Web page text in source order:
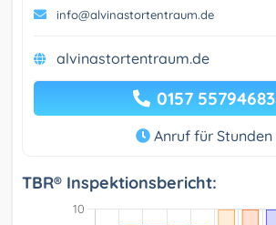
info@alvinastortentraum.de
alvinastortentraum.de
0157 55794683
Anruf für Stunden
TBR® Inspektionsbericht: